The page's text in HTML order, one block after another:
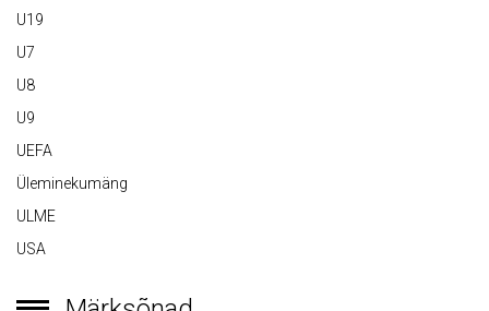
U19
U7
U8
U9
UEFA
Üleminekumäng
ULME
USA